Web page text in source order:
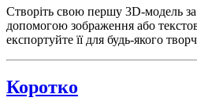
Створіть свою першу 3D-модель
допомогою зображення або
експортуйте її для будь-якого
Коротко